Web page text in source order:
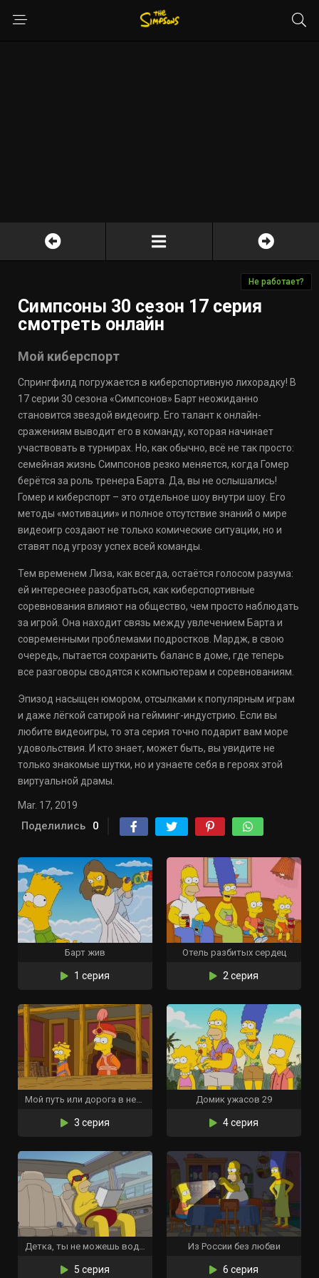
Не работает?
Симпсоны 30 сезон 17 серия
смотреть онлайн
Мой киберспорт
Спрингфилд погружается в киберспортивную лихорадку! В
17 серии 30 сезона «Симпсонов» Барт неожиданно
становится звездой видеоигр. Его талант к онлайн-
сражениям выводит его в команду, которая начинает
участвовать в турнирах. Но, как обычно, всё не так просто:
семейная жизнь Симпсонов резко меняется, когда Гомер
берётся за роль тренера Барта. Да, вы не ослышались!
Гомер и киберспорт – это отдельное шоу внутри шоу. Его
методы «мотивации» и полное отсутствие знаний о мире
видеоигр создают не только комические ситуации, но и
ставят под угрозу успех всей команды.
Тем временем Лиза, как всегда, остаётся голосом разума:
ей интереснее разобраться, как киберспортивные
соревнования влияют на общество, чем просто наблюдать
за игрой. Она находит связь между увлечением Барта и
современными проблемами подростков. Мардж, в свою
очередь, пытается сохранить баланс в доме, где теперь
все разговоры сводятся к компьютерам и соревнованиям.
Эпизод насыщен юмором, отсылками к популярным играм
и даже лёгкой сатирой на гейминг-индустрию. Если вы
любите видеоигры, то эта серия точно подарит вам море
удовольствия. И кто знает, может быть, вы увидите не
только знакомые шутки, но и узнаете себя в героях этой
виртуальной драмы.
Mar. 17, 2019
Поделились 0
Барт жив
1 серия
Отель разбитых сердец
2 серия
Мой путь или дорога в небеса
3 серия
Домик ужасов 29
4 серия
Детка, ты не можешь водить мою машину
5 серия
Из России без любви
6 серия